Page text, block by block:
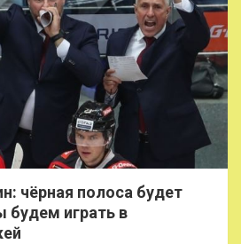
чёрная полоса будет
будем играть в